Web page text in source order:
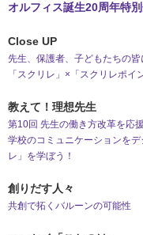
オルフィス誕生20周年特
Close UP
先生、保護者、子どもたちの
「スクリレ」×「スクリレポイ
教えて！理想先生
第10回 先生の働き方改革を応
学校のコミュニケーションを
レ」を学ぼう！
創りだす人々
共創で拓くバルーンの可能性